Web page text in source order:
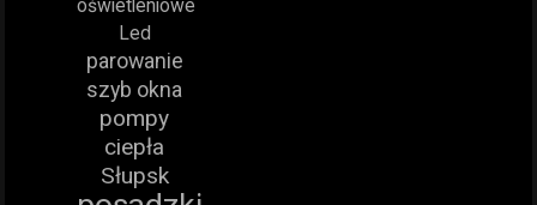
oświetleniowe
Led
parowanie
szyb okna
pompy
ciepła
Słupsk